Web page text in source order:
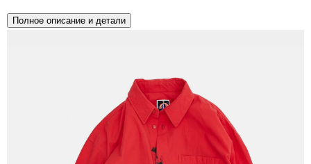
Полное описание и детали